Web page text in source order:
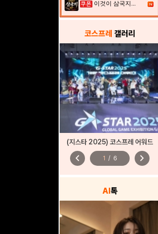
이것이 삼국지...
코스프레 갤러리
(지스타 2025) 코스프레 어워드
chevron_left 1 / 6 chevron_right
AI톡